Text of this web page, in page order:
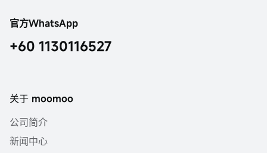
官方WhatsApp
+60 1130116527
关于 moomoo
公司简介
新闻中心